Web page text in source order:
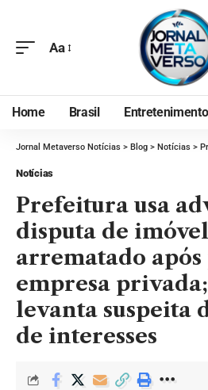
Aa
Home Brasil Entretenimento
Jornal Metaverso Notícias > Blog > Notícias >
Notícias
Prefeitura usa
disputa de imóvel
arrematado
empresa
levanta suspeita
de interesses